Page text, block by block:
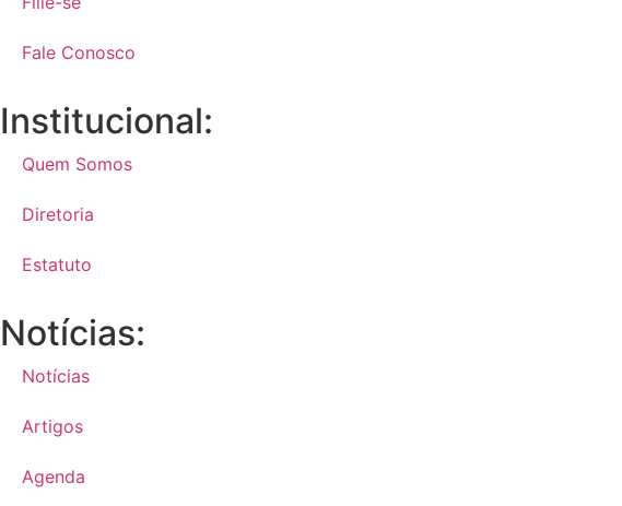
Fale Conosco
Institucional:
Quem Somos
Diretoria
Estatuto
Notícias:
Notícias
Artigos
Agenda